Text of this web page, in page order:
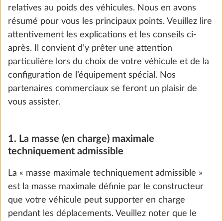
Porte-vélos THULE sur flèche pour 2
vélos, charge utile maxi 60 kg
Plus
415 CHF
Ajouter
Garnitures
relatives au poids des véhicules. Nous en avons
résumé pour vous les principaux points. Veuillez lire
attentivement les explications et les conseils ci-
après. Il convient d’y prêter une attention
particulière lors du choix de votre véhicule et de la
configuration de l’équipement spécial. Nos
partenaires commerciaux se feront un plaisir de
vous assister.
1. La masse (en charge) maximale
techniquement admissible
La « masse maximale techniquement admissible »
est la masse maximale définie par le constructeur
que votre véhicule peut supporter en charge
pendant les déplacements. Veuillez noter que le